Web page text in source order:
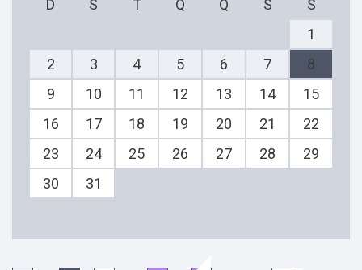
D S T Q Q S
S
1
2
3 4 5 6 7
8
9
10 11 12 13 14
15
16
17 18 19 20 21
22
23
24 25 26 27 28
29
30
31